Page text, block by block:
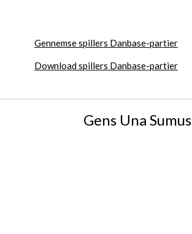
Gennemse spillers Danbase-partier
Download spillers Danbase-partier
Gens Una Sumus